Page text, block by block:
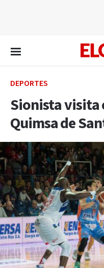
DEPORTES
Sionista visita
Quimsa de